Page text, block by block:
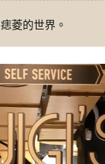
痣菱的世界。